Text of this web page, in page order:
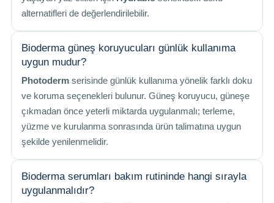
alternatifleri de değerlendirilebilir.
Bioderma güneş koruyucuları günlük kullanıma
uygun mudur?
Photoderm serisinde günlük kullanıma yönelik farklı doku
ve koruma seçenekleri bulunur. Güneş koruyucu, güneşe
çıkmadan önce yeterli miktarda uygulanmalı; terleme,
yüzme ve kurulanma sonrasında ürün talimatına uygun
şekilde yenilenmelidir.
Bioderma serumları bakım rutininde hangi sırayla
uygulanmalıdır?